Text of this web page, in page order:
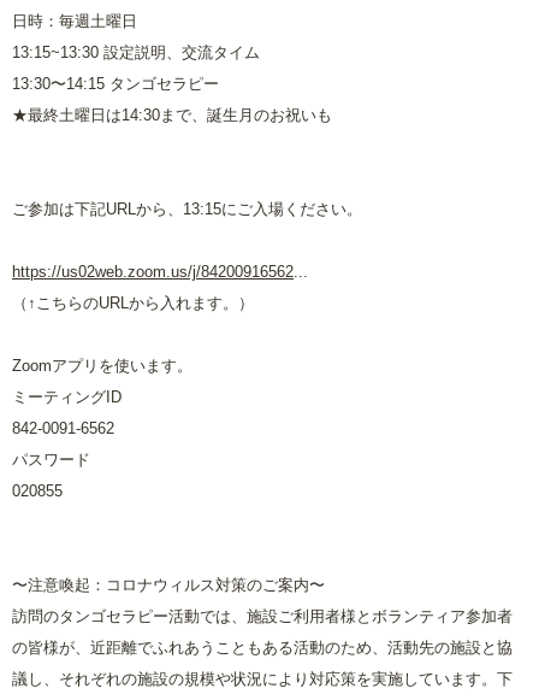
日時：毎週土曜日
13:15~13:30 設定説明、交流タイム
13:30〜14:15 タンゴセラピー
★最終土曜日は14:30まで、誕生月のお祝いも
ご参加は下記URLから、13:15にご入場ください。
https://us02web.zoom.us/j/84200916562...
（↑こちらのURLから入れます。）
Zoomアプリを使います。
ミーティングID
842-0091-6562
パスワード
020855
〜注意喚起：コロナウィルス対策のご案内〜
訪問のタンゴセラピー活動では、施設ご利用者様とボランティア参加者
の皆様が、近距離でふれあうこともある活動のため、活動先の施設と協
議し、それぞれの施設の規模や状況により対応策を実施しています。下